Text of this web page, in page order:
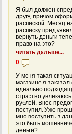
Я был должен
другу, причем
распиской. Месяц
расписку
вернуть деньги
право на это?
читать дальше...
0
У меня такая
магазине я
идеально
страстно
рублей. Внес
поступил. Уже
мне поступить в
это быть
деньги?